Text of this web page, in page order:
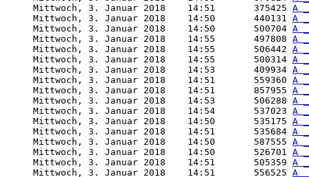
     Mittwoch, 3. Januar 2018    14:51       375425
A
     Mittwoch, 3. Januar 2018    14:50       440131
A
     Mittwoch, 3. Januar 2018    14:50       500704
A
     Mittwoch, 3. Januar 2018    14:55       497808
A
     Mittwoch, 3. Januar 2018    14:55       506442
A
     Mittwoch, 3. Januar 2018    14:55       500314
A
     Mittwoch, 3. Januar 2018    14:53       409934
A
     Mittwoch, 3. Januar 2018    14:51       559360
A
     Mittwoch, 3. Januar 2018    14:51       857955
A
     Mittwoch, 3. Januar 2018    14:53       506288
A
     Mittwoch, 3. Januar 2018    14:54       537023
A
     Mittwoch, 3. Januar 2018    14:50       535175
A
     Mittwoch, 3. Januar 2018    14:51       535684
A
     Mittwoch, 3. Januar 2018    14:50       587555
A
     Mittwoch, 3. Januar 2018    14:50       526701
A
     Mittwoch, 3. Januar 2018    14:51       505359
A
     Mittwoch, 3. Januar 2018    14:51       556525
A